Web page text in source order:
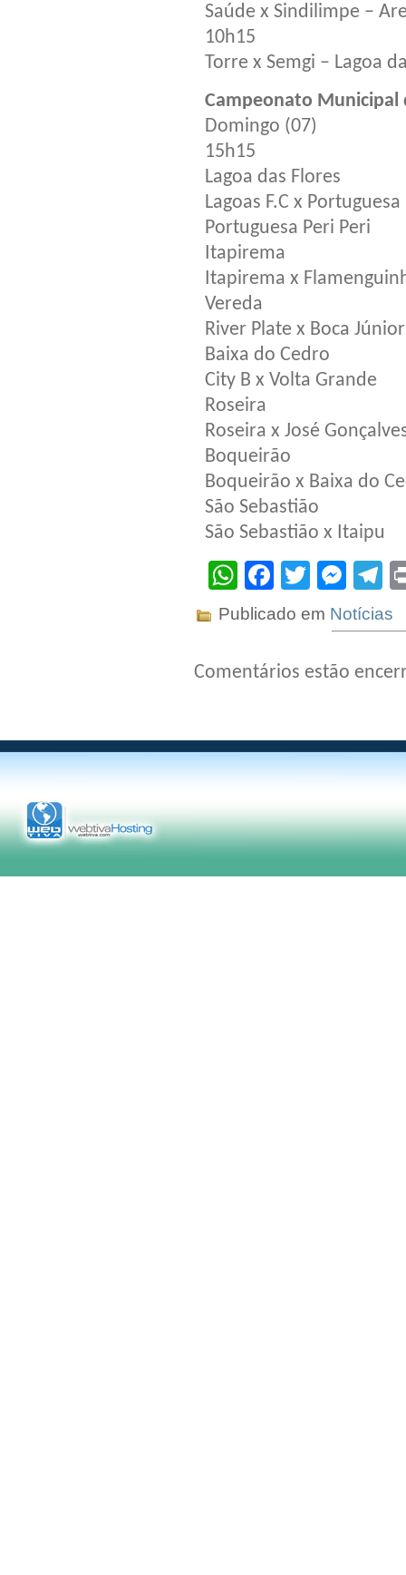
Saúde x Sindilimpe –
10h15
Torre x Semgi – Lagoa
Campeonato Municipal
Domingo (07)
15h15
Lagoa das Flores
Lagoas F.C x
Portuguesa Peri Peri
Itapirema
Itapirema x
Vereda
River Plate x Boca Júnior
Baixa do Cedro
City B x Volta Grande
Roseira
Roseira x José
Boqueirão
Boqueirão x Baixa do
São Sebastião
São Sebastião x Itaipu
WhatsApp
Facebook
Twitter
Publicado em Notícias
Comentários estão